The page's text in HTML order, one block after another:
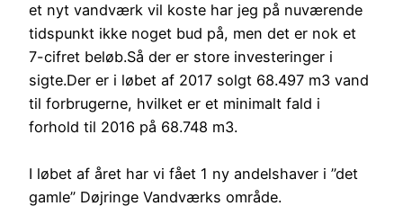
et nyt vandværk vil koste har jeg på nuværende
tidspunkt ikke noget bud på, men det er nok et
7-cifret beløb.Så der er store investeringer i
sigte.Der er i løbet af 2017 solgt 68.497 m3 vand
til forbrugerne, hvilket er et minimalt fald i
forhold til 2016 på 68.748 m3.
I løbet af året har vi fået 1 ny andelshaver i ”det
gamle” Døjringe Vandværks område.